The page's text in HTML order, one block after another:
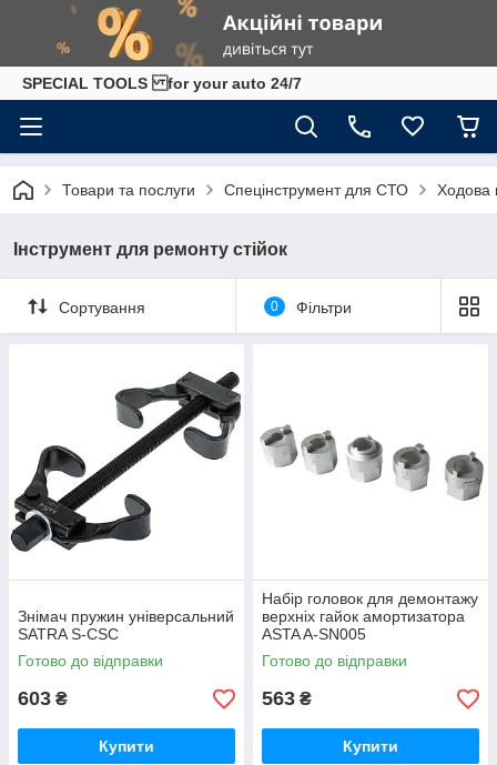
SPECIAL TOOLS for your auto 24/7
Товари та послуги Спецінструмент для СТО Ходова
Інструмент для ремонту стійок
Сортування 0 Фільтри
Знімач пружин універсальний
SATRA S-CSC
Готово до відправки
603 ₴
Купити
Набір головок для демонтажу
верхніх гайок амортизатора
ASTA A-SN005
Готово до відправки
563 ₴
Купити